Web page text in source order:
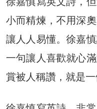
小而精煉，不用深
讓人人易懂。徐嘉
一句讓人喜歡就心
賞被人稱讚，就是一